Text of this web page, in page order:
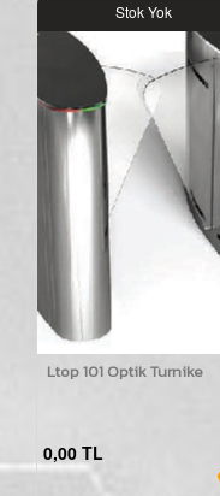
Stok Yok
Ltop 101 Optik Turnike
0,00 TL